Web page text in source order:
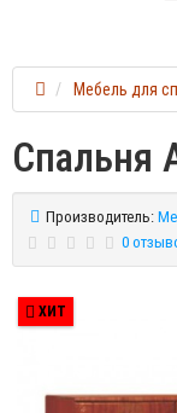
Мебель для
Спальня
Производитель:
0
ХИТ